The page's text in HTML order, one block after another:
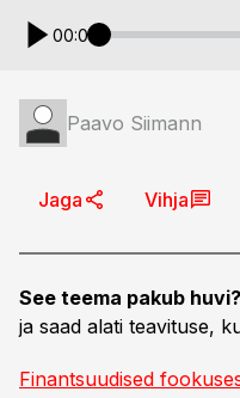
00:00
Paavo Siimann
Jaga Vihja
See teema pakub huvi?
ja saad alati teavituse,
Finantsuudised